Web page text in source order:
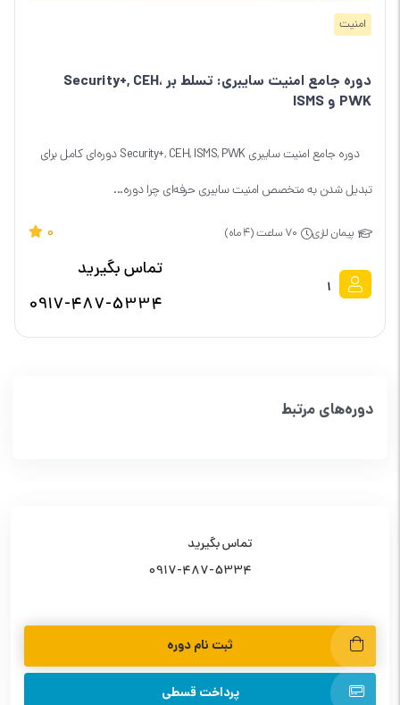
امنیت
دوره جامع امنیت سایبری: تسلط بر Security+, CEH،
PWK و ISMS
دوره جامع امنیت سایبری Security+, CEH, ISMS, PWK دوره‌ای کامل برای
تبدیل شدن به متخصص امنیت سایبری حرفه‌ای چرا دوره...
پیمان لاری 70 ساعت (۴ ماه) 0
تماس بگیرید
0917-487-5334
دوره‌های مرتبط
تماس بگیرید
0917-487-5334
ثبت نام دوره
پرداخت قسطی